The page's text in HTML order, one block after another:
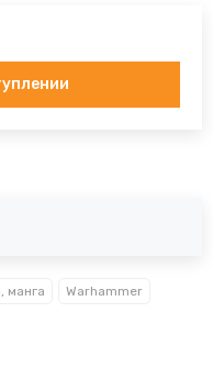
манга Warhammer